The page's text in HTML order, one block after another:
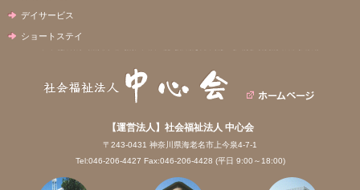
デイサービス
ショートステイ
【運営法人】社会福祉法人 中心会
〒243-0431 神奈川県海老名市上今泉4-7-1
Tel:046-206-4427 Fax:046-206-4428 (平日 9:00～18:00)